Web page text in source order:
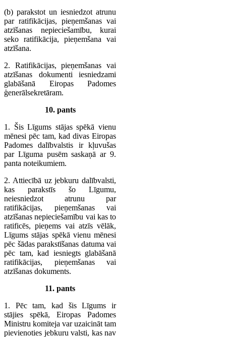
(b) parakstot un iesniedzot atrunu
par ratifikācijas, pieņemšanas vai
atzīšanas nepieciešamību, kurai
seko ratifikācija, pieņemšana vai
atzīšana.
2. Ratifikācijas, pieņemšanas vai
atzīšanas dokumenti iesniedzami
glabāšanā Eiropas Padomes
ģenerālsekretāram.
10. pants
1. Šis Līgums stājas spēkā vienu
mēnesi pēc tam, kad divas Eiropas
Padomes dalībvalstis ir kļuvušas
par Līguma pusēm saskaņā ar 9.
panta noteikumiem.
2. Attiecībā uz jebkuru dalībvalsti,
kas parakstīs šo Līgumu,
neiesniedzot atrunu par
ratifikācijas, pieņemšanas vai
atzīšanas nepieciešamību vai kas to
ratificēs, pieņems vai atzīs vēlāk,
Līgums stājas spēkā vienu mēnesi
pēc šādas parakstīšanas datuma vai
pēc tam, kad iesniegts glabāšanā
ratifikācijas, pieņemšanas vai
atzīšanas dokuments.
11. pants
1. Pēc tam, kad šis Līgums ir
stājies spēkā, Eiropas Padomes
Ministru komiteja var uzaicināt tam
pievienoties jebkuru valsti, kas nav